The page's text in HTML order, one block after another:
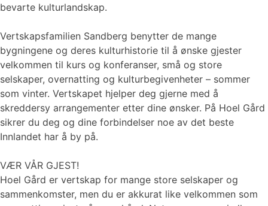
bevarte kulturlandskap.
Vertskapsfamilien Sandberg benytter de mange
bygningene og deres kulturhistorie til å ønske gjester
velkommen til kurs og konferanser, små og store
selskaper, overnatting og kulturbegivenheter – sommer
som vinter. Vertskapet hjelper deg gjerne med å
skreddersy arrangementer etter dine ønsker. På Hoel Gård
sikrer du deg og dine forbindelser noe av det beste
Innlandet har å by på.
VÆR VÅR GJEST!
Hoel Gård er vertskap for mange store selskaper og
sammenkomster, men du er akkurat like velkommen som